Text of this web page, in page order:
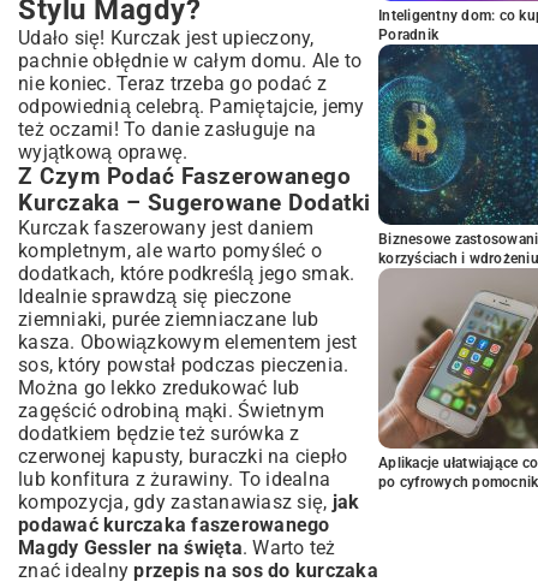
Stylu Magdy?
Udało się! Kurczak jest upieczony,
pachnie obłędnie w całym domu. Ale to
nie koniec. Teraz trzeba go podać z
odpowiednią celebrą. Pamiętajcie, jemy
też oczami! To danie zasługuje na
wyjątkową oprawę.
Z Czym Podać Faszerowanego
Kurczaka – Sugerowane Dodatki
Kurczak faszerowany jest daniem
kompletnym, ale warto pomyśleć o
dodatkach, które podkreślą jego smak.
Idealnie sprawdzą się pieczone
ziemniaki, purée ziemniaczane lub
kasza. Obowiązkowym elementem jest
sos, który powstał podczas pieczenia.
Można go lekko zredukować lub
zagęścić odrobiną mąki. Świetnym
dodatkiem będzie też surówka z
czerwonej kapusty, buraczki na ciepło
lub konfitura z żurawiny. To idealna
kompozycja, gdy zastanawiasz się, jak
podawać kurczaka faszerowanego
Magdy Gessler na święta. Warto też
znać idealnyprzepis na sos do kurczaka
Inteligentny dom: co
Poradnik
Biznesowe
korzyściach i wdrożeniu
Aplikacje ułatwiające
po cyfrowych